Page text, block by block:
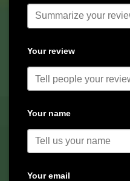
Your review
Your name
Your email